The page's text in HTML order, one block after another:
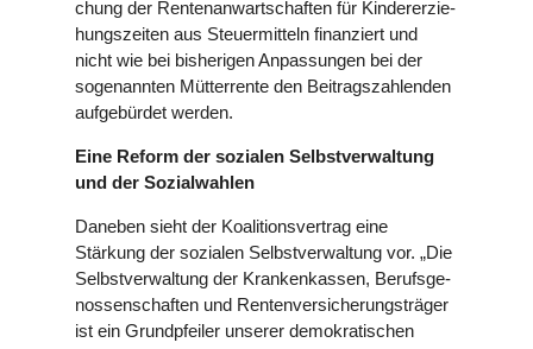
chung der Ren­ten­an­wart­schaf­ten für Kin­der­er­zie­
hungs­zei­ten aus Steu­er­mit­teln finan­ziert und
nicht wie bei bis­he­ri­gen Anpas­sun­gen bei der
soge­nann­ten Müt­ter­rente den Bei­trags­zah­len­den
auf­ge­bür­det werden.
Eine Reform der sozialen Selbst­ver­wal­tung
und der Sozi­al­wah­len
Daneben sieht der Koali­ti­ons­ver­trag eine
Stärkung der sozialen Selbst­ver­wal­tung vor. „Die
Selbst­ver­wal­tung der Kran­ken­kas­sen, Berufs­ge­
nos­sen­schaf­ten und Ren­ten­ver­si­che­rungs­trä­ger
ist ein Grund­pfei­ler unserer demo­kra­ti­schen